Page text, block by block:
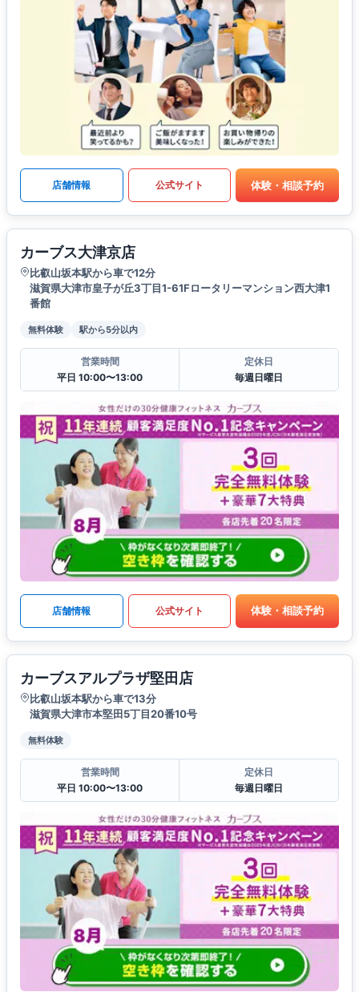
店舗情報 公式サイト 体験・相談予約
カーブス大津京店
比叡山坂本駅から車で12分
滋賀県大津市皇子が丘3丁目1-61Fロータリーマンション西大津1
番館
無料体験 駅から5分以内
営業時間
平日 10:00〜13:00
定休日
毎週日曜日
店舗情報 公式サイト 体験・相談予約
カーブスアルプラザ堅田店
比叡山坂本駅から車で13分
滋賀県大津市本堅田5丁目20番10号
無料体験
営業時間
平日 10:00〜13:00
定休日
毎週日曜日